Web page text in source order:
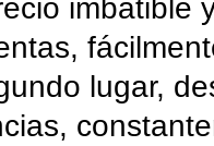
imbatible
lugar,